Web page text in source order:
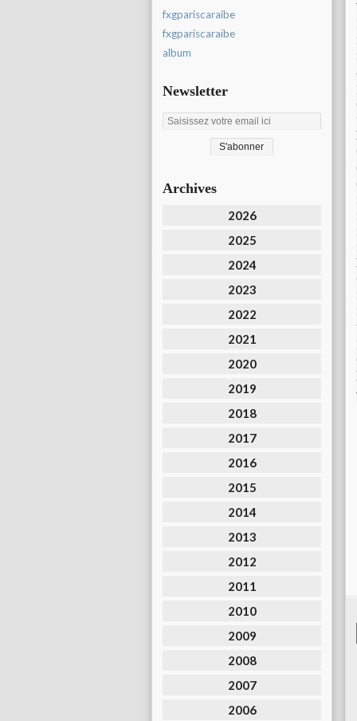
fxgpariscaraibe
fxgpariscaraïbe
album
Newsletter
Archives
2026
2025
2024
2023
2022
2021
2020
2019
2018
2017
2016
2015
2014
2013
2012
2011
2010
2009
2008
2007
2006